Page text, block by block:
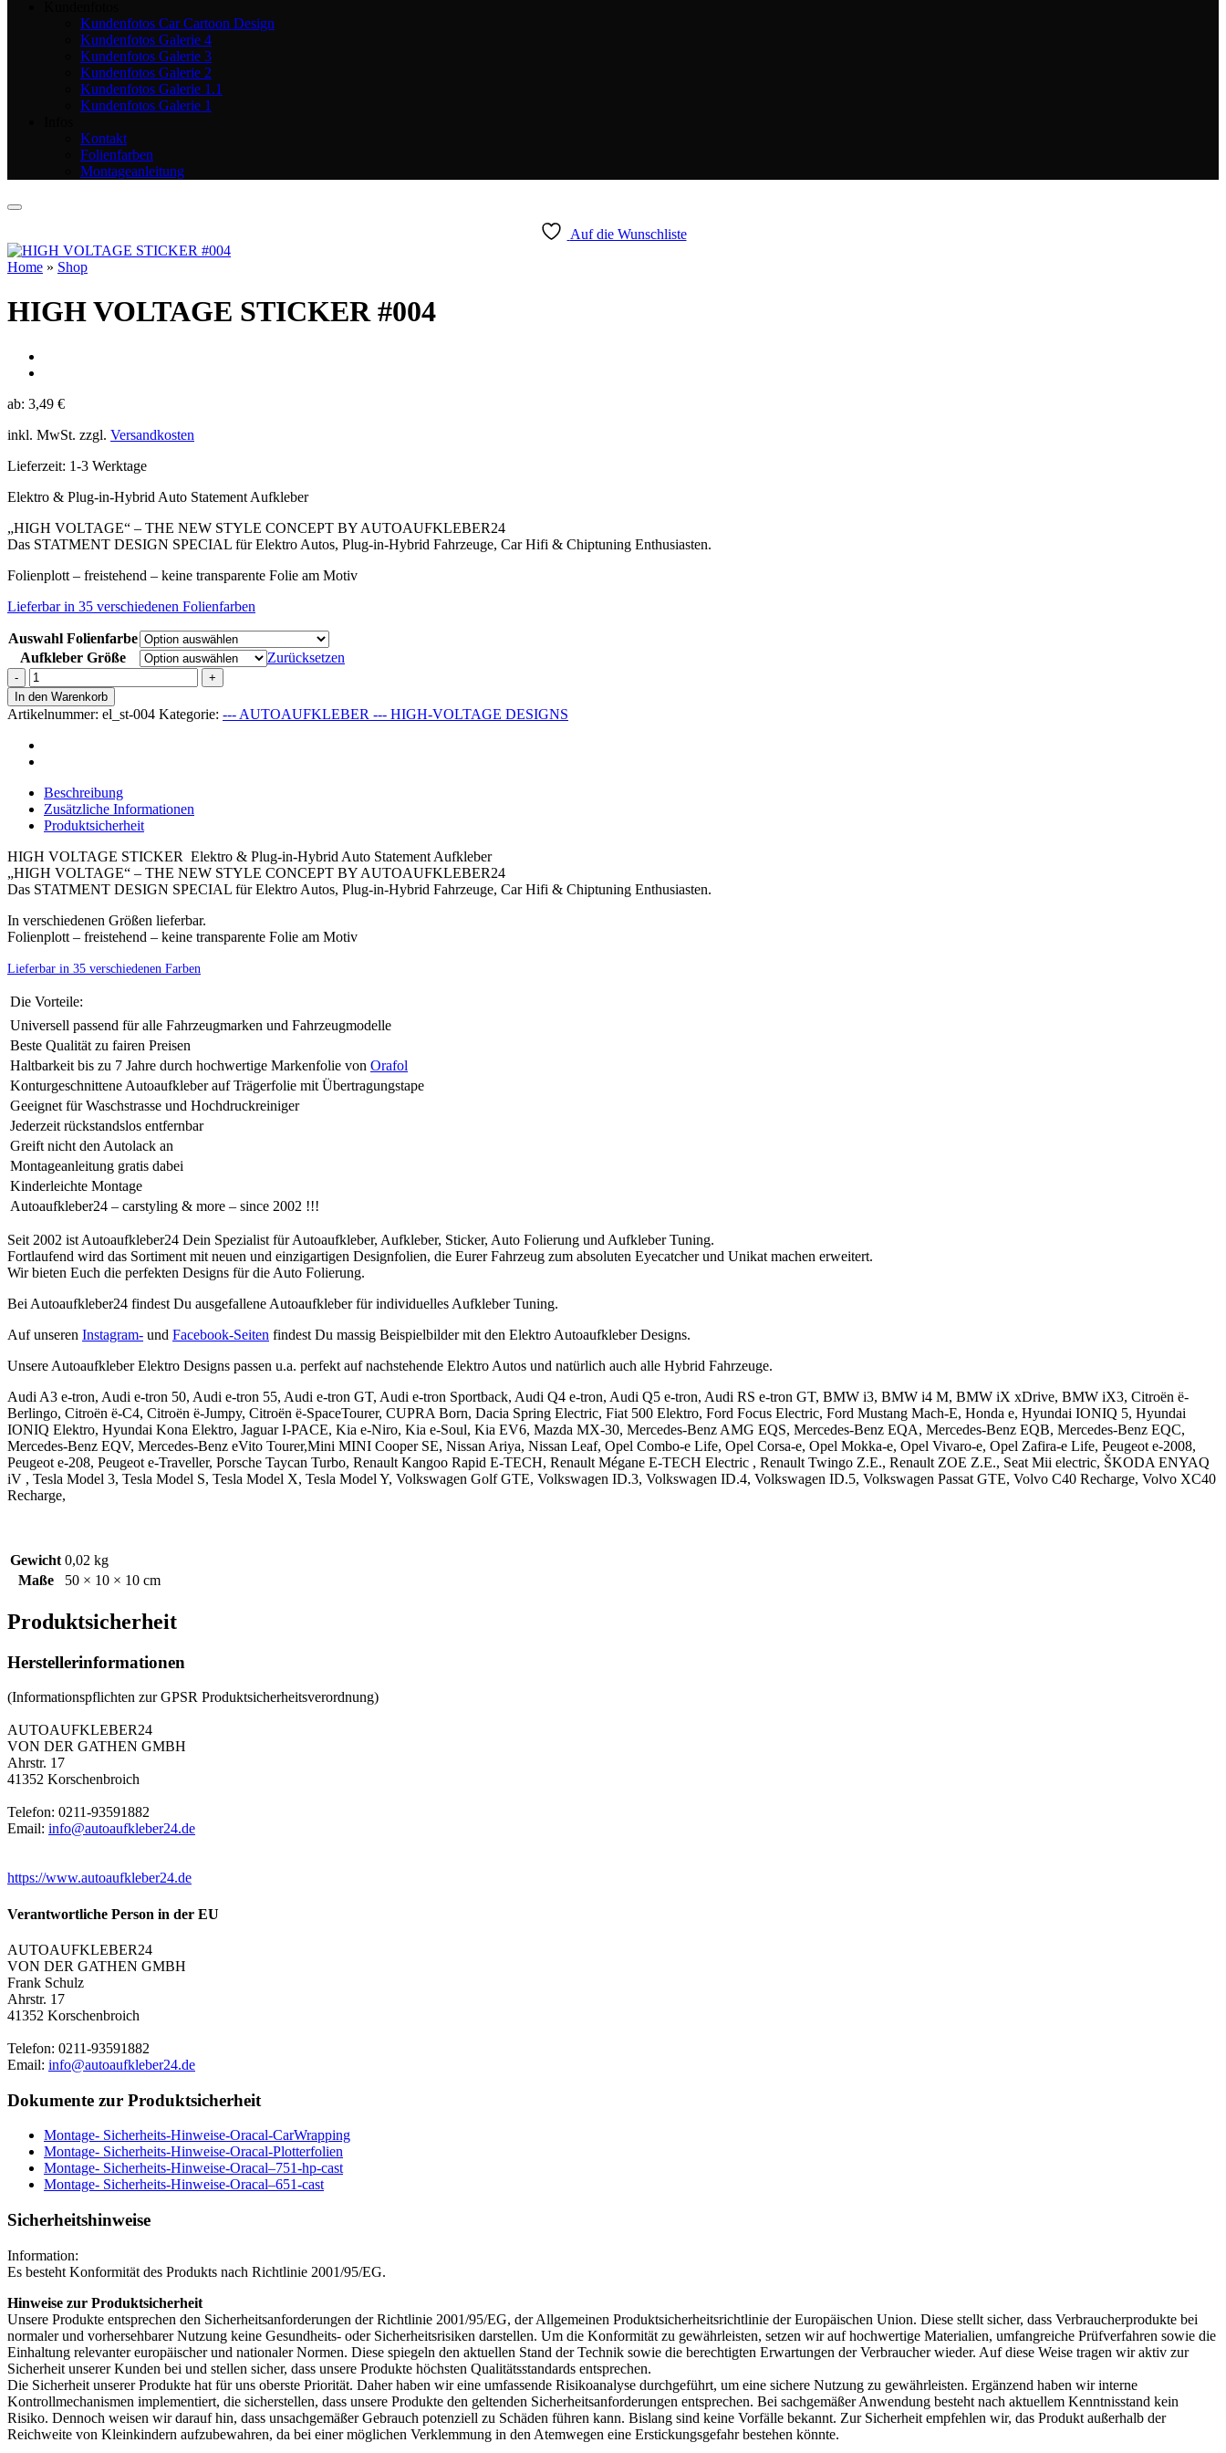
Kundenfotos Car Cartoon Design
Kundenfotos Galerie 4
Kundenfotos Galerie 3
Kundenfotos Galerie 2
Kundenfotos Galerie 1.1
Kundenfotos Galerie 1
Kontakt
Folienfarben
Montageanleitung
Auf die Wunschliste
Home » Shop
HIGH VOLTAGE STICKER #004
ab: 3,49 €
inkl. MwSt. zzgl. Versandkosten
Lieferzeit: 1-3 Werktage
Elektro & Plug-in-Hybrid Auto Statement Aufkleber
„HIGH VOLTAGE“ – THE NEW STYLE CONCEPT BY AUTOAUFKLEBER24
Das STATMENT DESIGN SPECIAL für Elektro Autos, Plug-in-Hybrid Fahrzeuge, Car Hifi & Chiptuning Enthusiasten.
Folienplott – freistehend – keine transparente Folie am Motiv
Lieferbar in 35 verschiedenen Folienfarben
Auswahl Folienfarbe
Aufkleber Größe
Zurücksetzen
HIGH
VOLTAGE
STICKER
#004
Menge
In den Warenkorb
Artikelnummer: el_st-004 Kategorie: --- AUTOAUFKLEBER --- HIGH-VOLTAGE DESIGNS
Beschreibung
Zusätzliche Informationen
Produktsicherheit
HIGH VOLTAGE STICKER Elektro & Plug-in-Hybrid Auto Statement Aufkleber
„HIGH VOLTAGE“ – THE NEW STYLE CONCEPT BY AUTOAUFKLEBER24
Das STATMENT DESIGN SPECIAL für Elektro Autos, Plug-in-Hybrid Fahrzeuge, Car Hifi & Chiptuning Enthusiasten.
In verschiedenen Größen lieferbar.
Folienplott – freistehend – keine transparente Folie am Motiv
Lieferbar in 35 verschiedenen Farben
Die Vorteile:
Universell passend für alle Fahrzeugmarken und Fahrzeugmodelle
Beste Qualität zu fairen Preisen
Haltbarkeit bis zu 7 Jahre durch hochwertige Markenfolie von Orafol
Konturgeschnittene Autoaufkleber auf Trägerfolie mit Übertragungstape
Geeignet für Waschstrasse und Hochdruckreiniger
Jederzeit rückstandslos entfernbar
Greift nicht den Autolack an
Montageanleitung gratis dabei
Kinderleichte Montage
Autoaufkleber24 – carstyling & more – since 2002 !!!
Seit 2002 ist Autoaufkleber24 Dein Spezialist für Autoaufkleber, Aufkleber, Sticker, Auto Folierung und Aufkleber Tuning.
Fortlaufend wird das Sortiment mit neuen und einzigartigen Designfolien, die Eurer Fahrzeug zum absoluten Eyecatcher und Unikat machen erweitert.
Wir bieten Euch die perfekten Designs für die Auto Folierung.
Bei Autoaufkleber24 findest Du ausgefallene Autoaufkleber für individuelles Aufkleber Tuning.
Auf unseren Instagram- und Facebook-Seiten findest Du massig Beispielbilder mit den Elektro Autoaufkleber Designs.
Unsere Autoaufkleber Elektro Designs passen u.a. perfekt auf nachstehende Elektro Autos und natürlich auch alle Hybrid Fahrzeuge.
Audi A3 e-tron, Audi e-tron 50, Audi e-tron 55, Audi e-tron GT, Audi e-tron Sportback, Audi Q4 e-tron, Audi Q5 e-tron, Audi RS e-tron GT, BMW i3, BMW i4 M, BMW iX xDrive, BMW iX3, Citroën ë-
Berlingo, Citroën ë-C4, Citroën ë-Jumpy, Citroën ë-SpaceTourer, CUPRA Born, Dacia Spring Electric, Fiat 500 Elektro, Ford Focus Electric, Ford Mustang Mach-E, Honda e, Hyundai IONIQ 5, Hyundai
IONIQ Elektro, Hyundai Kona Elektro, Jaguar I-PACE, Kia e-Niro, Kia e-Soul, Kia EV6, Mazda MX-30, Mercedes-Benz AMG EQS, Mercedes-Benz EQA, Mercedes-Benz EQB, Mercedes-Benz EQC,
Mercedes-Benz EQV, Mercedes-Benz eVito Tourer,Mini MINI Cooper SE, Nissan Ariya, Nissan Leaf, Opel Combo-e Life, Opel Corsa-e, Opel Mokka-e, Opel Vivaro-e, Opel Zafira-e Life, Peugeot e-2008,
Peugeot e-208, Peugeot e-Traveller, Porsche Taycan Turbo, Renault Kangoo Rapid E-TECH, Renault Mégane E-TECH Electric , Renault Twingo Z.E., Renault ZOE Z.E., Seat Mii electric, ŠKODA ENYAQ
iV , Tesla Model 3, Tesla Model S, Tesla Model X, Tesla Model Y, Volkswagen Golf GTE, Volkswagen ID.3, Volkswagen ID.4, Volkswagen ID.5, Volkswagen Passat GTE, Volvo C40 Recharge, Volvo XC40
Recharge,
Gewicht 0,02 kg
Maße
50 × 10 × 10 cm
Produktsicherheit
Herstellerinformationen
(Informationspflichten zur GPSR Produktsicherheitsverordnung)
AUTOAUFKLEBER24
VON DER GATHEN GMBH
Ahrstr. 17
41352 Korschenbroich
Telefon: 0211-93591882
Email: info@autoaufkleber24.de
https://www.autoaufkleber24.de
Verantwortliche Person in der EU
AUTOAUFKLEBER24
VON DER GATHEN GMBH
Frank Schulz
Ahrstr. 17
41352 Korschenbroich
Telefon: 0211-93591882
Email: info@autoaufkleber24.de
Dokumente zur Produktsicherheit
Montage- Sicherheits-Hinweise-Oracal-CarWrapping
Montage- Sicherheits-Hinweise-Oracal-Plotterfolien
Montage- Sicherheits-Hinweise-Oracal–751-hp-cast
Montage- Sicherheits-Hinweise-Oracal–651-cast
Sicherheitshinweise
Information:
Es besteht Konformität des Produkts nach Richtlinie 2001/95/EG.
Hinweise zur Produktsicherheit
Unsere Produkte entsprechen den Sicherheitsanforderungen der Richtlinie 2001/95/EG, der Allgemeinen Produktsicherheitsrichtlinie der Europäischen Union. Diese stellt sicher, dass Verbraucherprodukte bei
normaler und vorhersehbarer Nutzung keine Gesundheits- oder Sicherheitsrisiken darstellen. Um die Konformität zu gewährleisten, setzen wir auf hochwertige Materialien, umfangreiche Prüfverfahren sowie die
Einhaltung relevanter europäischer und nationaler Normen. Diese spiegeln den aktuellen Stand der Technik sowie die berechtigten Erwartungen der Verbraucher wieder. Auf diese Weise tragen wir aktiv zur
Sicherheit unserer Kunden bei und stellen sicher, dass unsere Produkte höchsten Qualitätsstandards entsprechen.
Die Sicherheit unserer Produkte hat für uns oberste Priorität. Daher haben wir eine umfassende Risikoanalyse durchgeführt, um eine sichere Nutzung zu gewährleisten. Ergänzend haben wir interne
Kontrollmechanismen implementiert, die sicherstellen, dass unsere Produkte den geltenden Sicherheitsanforderungen entsprechen. Bei sachgemäßer Anwendung besteht nach aktuellem Kenntnisstand kein
Risiko. Dennoch weisen wir darauf hin, dass unsachgemäßer Gebrauch potenziell zu Schäden führen kann. Bislang sind keine Vorfälle bekannt. Zur Sicherheit empfehlen wir, das Produkt außerhalb der
Reichweite von Kleinkindern aufzubewahren, da bei einer möglichen Verklemmung in den Atemwegen eine Erstickungsgefahr bestehen könnte.